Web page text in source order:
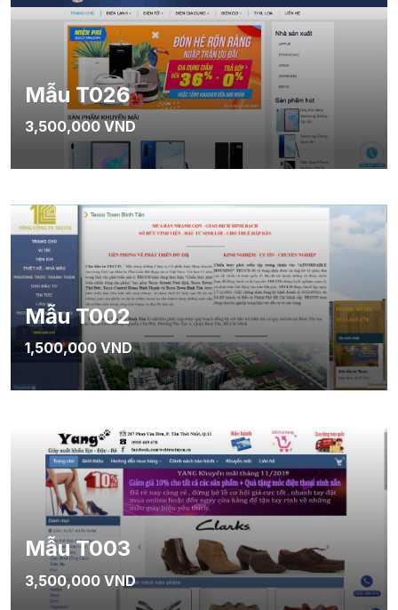
Mẫu T026
3,500,000 VND
Mẫu T002
1,500,000 VND
Mẫu T003
3,500,000 VND